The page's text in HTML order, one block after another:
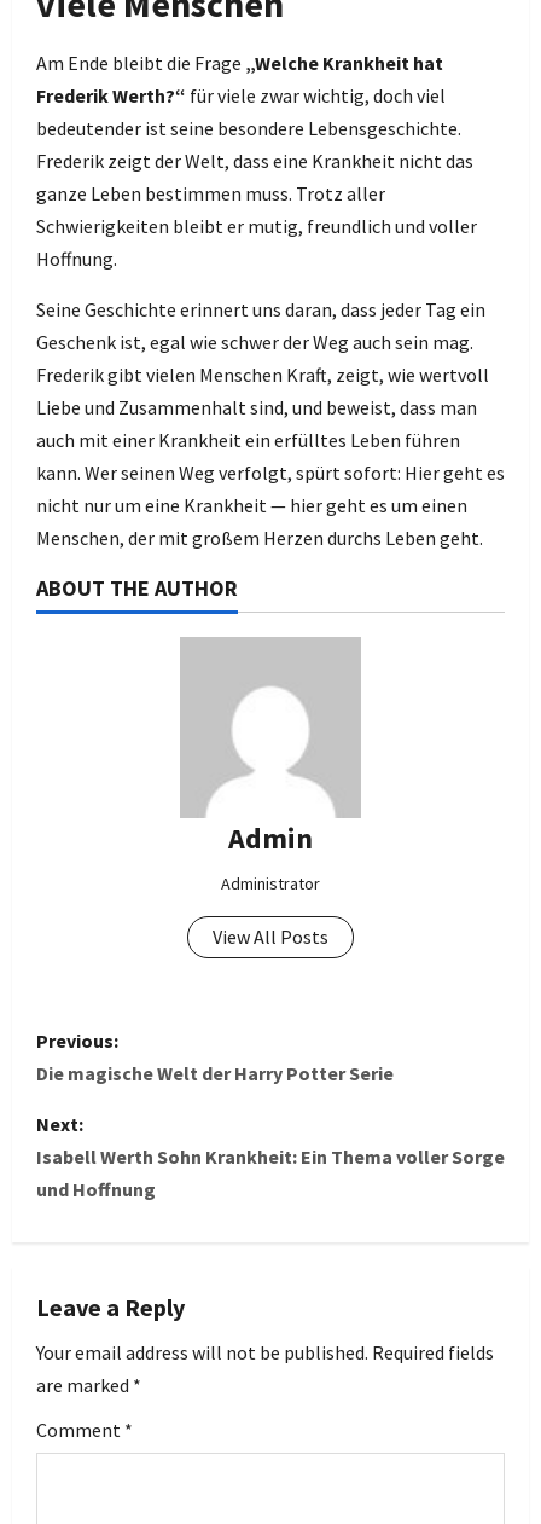
Am Ende bleibt die Frage „Welche Krankheit hat
Frederik Werth?“ für viele zwar wichtig, doch viel
bedeutender ist seine besondere Lebensgeschichte.
Frederik zeigt der Welt, dass eine Krankheit nicht das
ganze Leben bestimmen muss. Trotz aller
Schwierigkeiten bleibt er mutig, freundlich und voller
Hoffnung.
Seine Geschichte erinnert uns daran, dass jeder Tag ein
Geschenk ist, egal wie schwer der Weg auch sein mag.
Frederik gibt vielen Menschen Kraft, zeigt, wie wertvoll
Liebe und Zusammenhalt sind, und beweist, dass man
auch mit einer Krankheit ein erfülltes Leben führen
kann. Wer seinen Weg verfolgt, spürt sofort: Hier geht es
nicht nur um eine Krankheit — hier geht es um einen
Menschen, der mit großem Herzen durchs Leben geht.
ABOUT THE AUTHOR
Admin
Administrator
View All Posts
P
o
s
t
v
i
g
Previous:
Die magische Welt der Harry Potter Serie
Next:
Isabell Werth Sohn Krankheit: Ein Thema voller Sorge
und Hoffnung
Leave a Reply
Your email address will not be published. Required fields
are marked *
Comment *